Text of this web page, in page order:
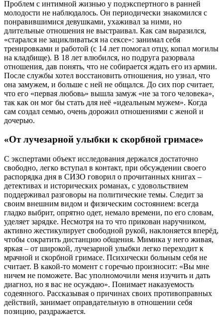
Проблем с интимной жизнью у подэкспертного в ранней
молодости не наблюдалось. Он периодически знакомился с
понравившимися девушками, ухаживал за ними, но
длительные отношения не выстраивал. Как сам выразился,
«старался не зацикливаться на сексе»: занимал себя
тренировками и работой (с 14 лет помогал отцу, копал могилы
на кладбище). В 18 лет влюбился, но подруга разорвала
отношения, дав понять, что не собирается ждать его из армии.
После службы хотел восстановить отношения, но узнал, что
она замужем, и больше с ней не общался. До сих пор считает,
что его «первая любовь» вышла замуж «не за того человека»,
так как он мог бы стать для неё «идеальным мужем». Когда
сам создал семью, очень дорожил отношениями с женой и
дочерью.
«От лучезарной улыбки к скорбной гримасе»
С экспертами объект исследования держался достаточно
свободно, легко вступал в контакт, при обсуждении своего
распорядка дня в СИЗО говорил о прочитанных книгах –
детективах и исторических романах, с удовольствием
поддерживал разговоры на политические темы. Следит за
своим внешним видом и физическим состоянием: всегда
гладко выбрит, опрятно одет, немало времени, по его словам,
уделяет зарядке. Несмотря на то что прикован наручником,
активно жестикулирует свободной рукой, наклоняется вперёд,
чтобы сократить дистанцию общения. Мимика у него живая,
яркая – от широкой, лучезарной улыбки легко переходит к
мрачной и скорбной гримасе. Психически больным себя не
считает. В какой-то момент с горечью произносит: «Вы мне
ничем не поможете. Вас уполномочили меня изучить и дать
диагноз, но я вас не осуждаю». Понимает наказуемость
содеянного. Рассказывая о причинах своих противоправных
действий, занимает оправдательную в отношении себя
позицию, раздражается.